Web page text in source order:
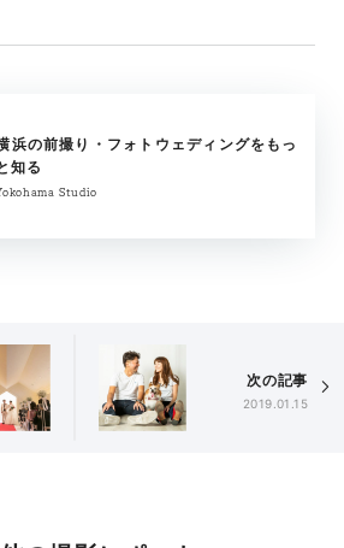
浜の前撮り・フォトウェディングをもっ
知る
Studio
次の記事
2019.01.15